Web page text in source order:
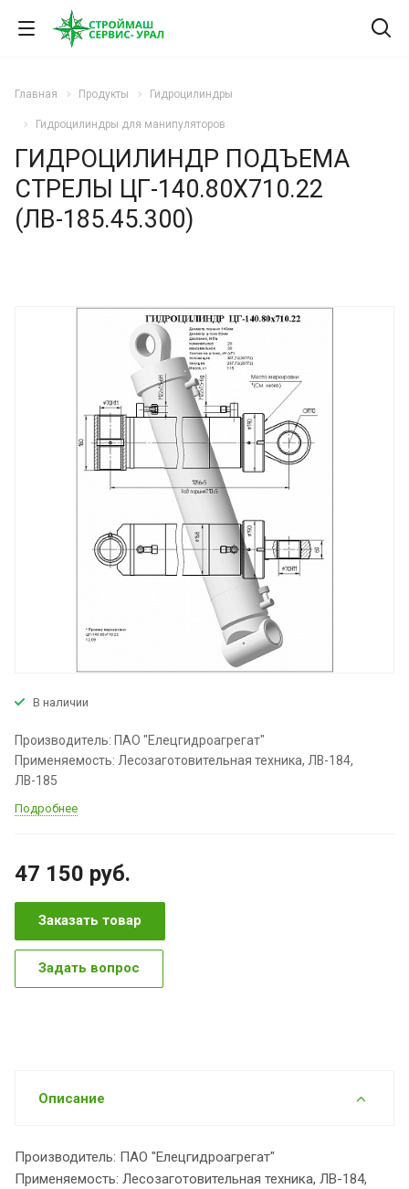
Главная Продукты Гидроцилиндры
Гидроцилиндры для манипуляторов
ГИДРОЦИЛИНДР ПОДЪЕМА
СТРЕЛЫ ЦГ-140.80Х710.22
(ЛВ-185.45.300)
В наличии
Производитель: ПАО "Елецгидроагрегат"
Применяемость: Лесозаготовительная техника, ЛВ-184,
ЛВ-185
Подробнее
47 150 руб.
Заказать товар
Задать вопрос
Описание
Производитель: ПАО "Елецгидроагрегат"
Применяемость: Лесозаготовительная техника, ЛВ-184,